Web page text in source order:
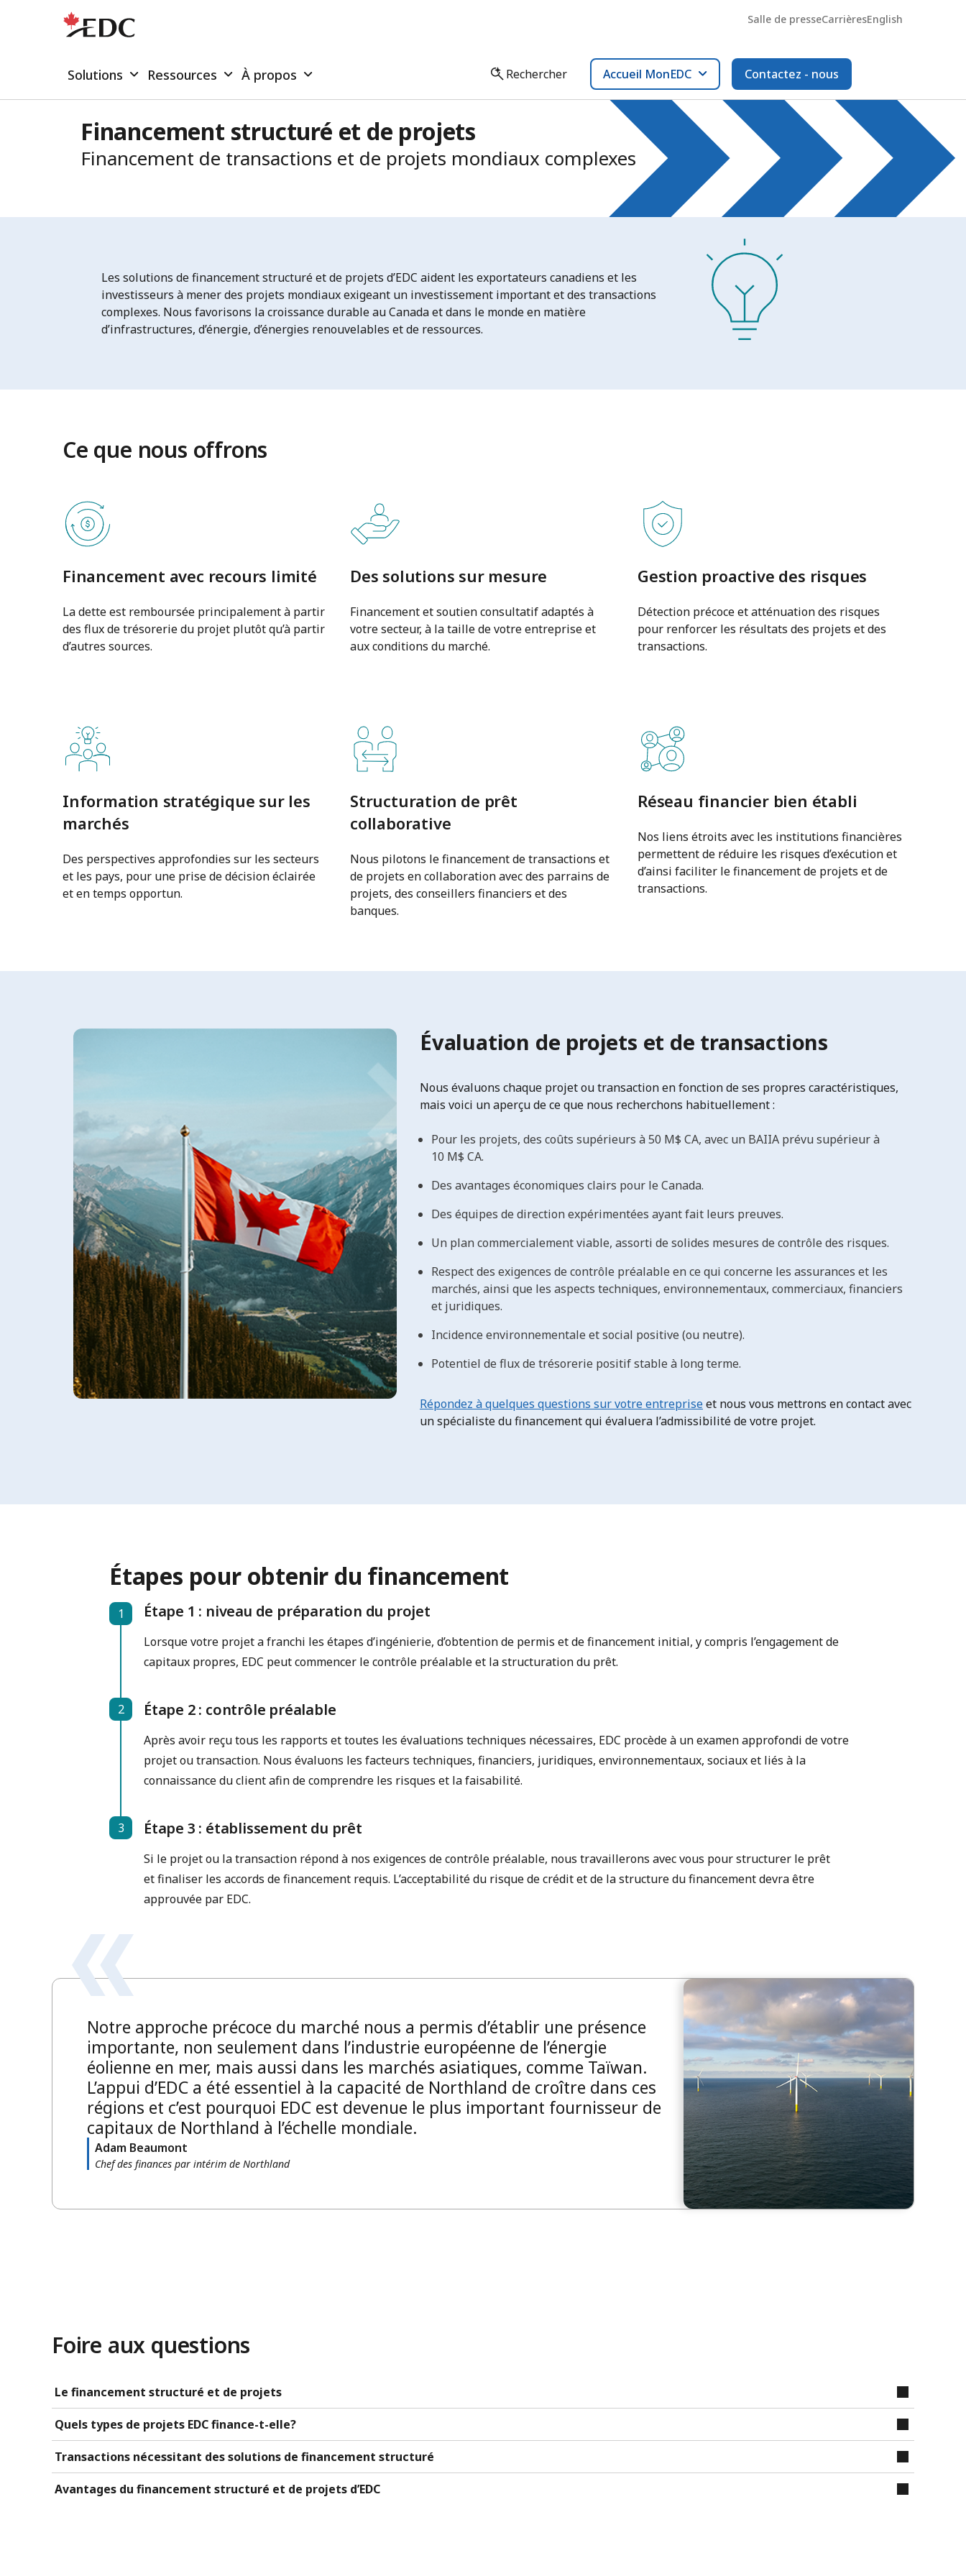
Salle de presseCarrièresEnglish
Solutions Ressources À propos Rechercher Accueil MonEDC Contactez - nous
Financement structuré et de projets
Financement de transactions et de projets mondiaux complexes
Les solutions de financement structuré et de projets d’EDC aident les exportateurs canadiens et les
investisseurs à mener des projets mondiaux exigeant un investissement important et des transactions
complexes. Nous favorisons la croissance durable au Canada et dans le monde en matière
d’infrastructures, d’énergie, d’énergies renouvelables et de ressources.
Ce que nous offrons
Financement avec recours limité
La dette est remboursée principalement à partir
des flux de trésorerie du projet plutôt qu’à partir
d’autres sources.
Des solutions sur mesure
Financement et soutien consultatif adaptés à
votre secteur, à la taille de votre entreprise et
aux conditions du marché.
Gestion proactive des risques
Détection précoce et atténuation des risques
pour renforcer les résultats des projets et des
transactions.
Information stratégique sur les
marchés
Des perspectives approfondies sur les secteurs
et les pays, pour une prise de décision éclairée
et en temps opportun.
Structuration de prêt
collaborative
Nous pilotons le financement de transactions et
de projets en collaboration avec des parrains de
projets, des conseillers financiers et des
banques.
Réseau financier bien établi
Nos liens étroits avec les institutions financières
permettent de réduire les risques d’exécution et
d’ainsi faciliter le financement de projets et de
transactions.
Évaluation de projets et de transactions
Nous évaluons chaque projet ou transaction en fonction de ses propres caractéristiques,
mais voici un aperçu de ce que nous recherchons habituellement :
Pour les projets, des coûts supérieurs à 50 M$ CA, avec un BAIIA prévu supérieur à
10 M$ CA.
Des avantages économiques clairs pour le Canada.
Des équipes de direction expérimentées ayant fait leurs preuves.
Un plan commercialement viable, assorti de solides mesures de contrôle des risques.
Respect des exigences de contrôle préalable en ce qui concerne les assurances et les
marchés, ainsi que les aspects techniques, environnementaux, commerciaux, financiers
et juridiques.
Incidence environnementale et social positive (ou neutre).
Potentiel de flux de trésorerie positif stable à long terme.
Répondez à quelques questions sur votre entrepriseet nous vous mettrons en contact avec
un spécialiste du financement qui évaluera l’admissibilité de votre projet.
Étapes pour obtenir du financement
Step 1
1 Étape 1 : niveau de préparation du projet
Lorsque votre projet a franchi les étapes d’ingénierie, d’obtention de permis et de financement initial, y compris l’engagement de
capitaux propres, EDC peut commencer le contrôle préalable et la structuration du prêt.
Step 2
2 Étape 2 : contrôle préalable
Après avoir reçu tous les rapports et toutes les évaluations techniques nécessaires, EDC procède à un examen approfondi de votre
projet ou transaction. Nous évaluons les facteurs techniques, financiers, juridiques, environnementaux, sociaux et liés à la
connaissance du client afin de comprendre les risques et la faisabilité.
Step 3
3 Étape 3 : établissement du prêt
Si le projet ou la transaction répond à nos exigences de contrôle préalable, nous travaillerons avec vous pour structurer le prêt
et finaliser les accords de financement requis. L’acceptabilité du risque de crédit et de la structure du financement devra être
approuvée par EDC.
Notre approche précoce du marché nous a permis d’établir une présence
importante, non seulement dans l’industrie européenne de l’énergie
éolienne en mer, mais aussi dans les marchés asiatiques, comme Taïwan.
L’appui d’EDC a été essentiel à la capacité de Northland de croître dans ces
régions et c’est pourquoi EDC est devenue le plus important fournisseur de
capitaux de Northland à l’échelle mondiale.
Adam Beaumont
Chef des finances par intérim de Northland
Foire aux questions
Le financement structuré et de projets
Quels types de projets EDC finance-t-elle?
Transactions nécessitant des solutions de financement structuré
Avantages du financement structuré et de projets d’EDC